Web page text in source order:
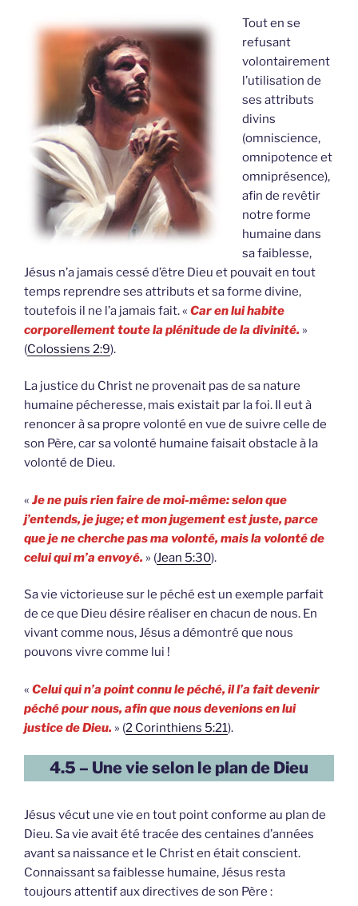
Tout en se
refusant
volontairement
l’utilisation de
ses attributs
divins
(omniscience,
omnipotence et
omniprésence),
afin de revêtir
notre forme
humaine dans
sa faiblesse,
Jésus n’a jamais cessé d’être Dieu et pouvait en tout
temps reprendre ses attributs et sa forme divine,
toutefois il ne l’a jamais fait. « Car en lui habite
corporellement toute la plénitude de la divinité. »
(Colossiens 2:9).
La justice du Christ ne provenait pas de sa nature
humaine pécheresse, mais existait par la foi. Il eut à
renoncer à sa propre volonté en vue de suivre celle de
son Père, car sa volonté humaine faisait obstacle à la
volonté de Dieu.
« Je ne puis rien faire de moi-même: selon que
j’entends, je juge; et mon jugement est juste, parce
que je ne cherche pas ma volonté, mais la volonté de
celui qui m’a envoyé. » (Jean 5:30).
Sa vie victorieuse sur le péché est un exemple parfait
de ce que Dieu désire réaliser en chacun de nous. En
vivant comme nous, Jésus a démontré que nous
pouvons vivre comme lui !
« Celui qui n’a point connu le péché, il l’a fait devenir
péché pour nous, afin que nous devenions en lui
justice de Dieu. » (2 Corinthiens 5:21).
4.5 – Une vie selon le plan de Dieu
Jésus vécut une vie en tout point conforme au plan de
Dieu. Sa vie avait été tracée des centaines d’années
avant sa naissance et le Christ en était conscient.
Connaissant sa faiblesse humaine, Jésus resta
toujours attentif aux directives de son Père :